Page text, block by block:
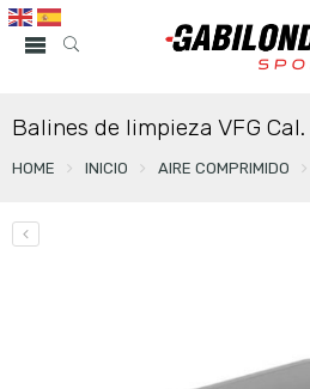
Balines de limpieza VFG
HOME INICIO AIRE COMPRIMIDO